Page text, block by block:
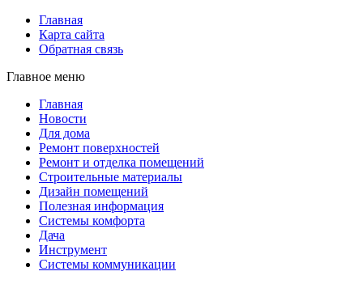
Главная
Карта сайта
Обратная связь
Главное меню
Главная
Новости
Для дома
Ремонт поверхностей
Ремонт и отделка помещений
Строительные материалы
Дизайн помещений
Полезная информация
Системы комфорта
Дача
Инструмент
Системы коммуникации